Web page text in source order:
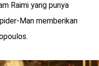
Raimi yang punya
Man memberikan